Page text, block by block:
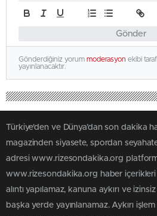
Gönder
Gönderdiğiniz yorum moderasyon ekibi
yayınlanacaktır.
Türkiye'den ve Dünya’dan son dakika
magazinden siyasete, spordan
adresi www.rizesondakika.org
www.rizesondakika.org haber
alıntı yapılamaz, kanuna aykırı ve
başka yerde yayınlanamaz. Aykırı